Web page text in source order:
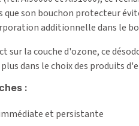
son bouchon protecteur
additionnelle dans le
sur la couche d'ozone, ce
dans le choix des produits
:
et persistante